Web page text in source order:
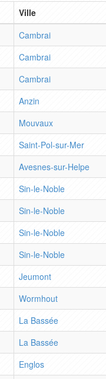
Ville
Cambrai
Cambrai
Cambrai
Anzin
Mouvaux
Saint-Pol-sur-Mer
Avesnes-sur-Helpe
Sin-le-Noble
Sin-le-Noble
Sin-le-Noble
Sin-le-Noble
Jeumont
Wormhout
La Bassée
La Bassée
Englos